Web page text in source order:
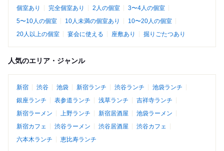
個室あり 完全個室あり 2人の個室
3〜4人の個室
5〜10人の個室
10人未満の個室あり
10〜20人の個室
20人以上の個室
宴会に使える 座敷あり 掘りごたつあり
人気のエリア・ジャンル
新宿 渋谷 池袋 新宿ランチ 渋谷ランチ
池袋ランチ
銀座ランチ
表参道ランチ 浅草ランチ
吉祥寺ランチ
新宿ラーメン
上野ランチ 新宿居酒屋
池袋ラーメン
新宿カフェ
渋谷ラーメン 渋谷居酒屋
渋谷カフェ
六本木ランチ
恵比寿ランチ